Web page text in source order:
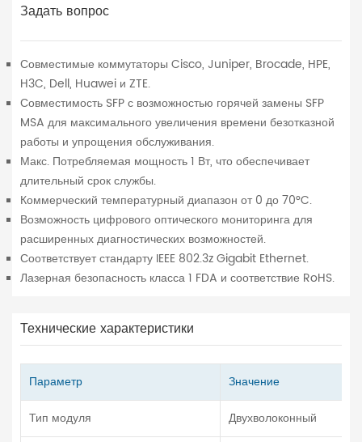
Задать вопрос
Совместимые коммутаторы Cisco, Juniper, Brocade, HPE,
H3C, Dell, Huawei и ZTE.
Совместимость SFP с возможностью горячей замены SFP
MSA для максимального увеличения времени безотказной
работы и упрощения обслуживания.
Макс. Потребляемая мощность 1 Вт, что обеспечивает
длительный срок службы.
Коммерческий температурный диапазон от 0 до 70°C.
Возможность цифрового оптического мониторинга для
расширенных диагностических возможностей.
Соответствует стандарту IEEE 802.3z Gigabit Ethernet.
Лазерная безопасность класса 1 FDA и соответствие RoHS.
Технические характеристики
Параметр
Значение
Тип модуля
Двухволоконный